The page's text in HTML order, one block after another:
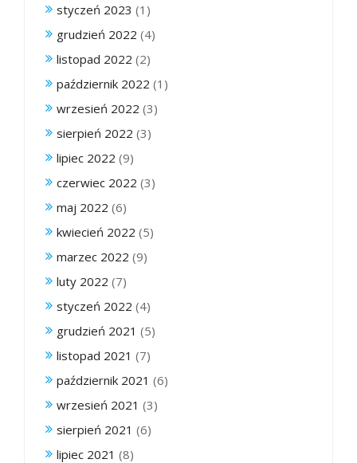
styczeń 2023 (1)
grudzień 2022 (4)
listopad 2022 (2)
październik 2022 (1)
wrzesień 2022 (3)
sierpień 2022 (3)
lipiec 2022 (9)
czerwiec 2022 (3)
maj 2022 (6)
kwiecień 2022 (5)
marzec 2022 (9)
luty 2022 (7)
styczeń 2022 (4)
grudzień 2021 (5)
listopad 2021 (7)
październik 2021 (6)
wrzesień 2021 (3)
sierpień 2021 (6)
lipiec 2021 (8)